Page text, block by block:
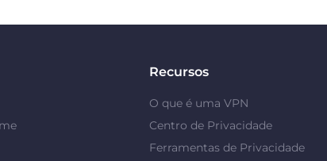
Recursos
O que é uma VPN
Centro de Privacidade
Ferramentas de Privacidade